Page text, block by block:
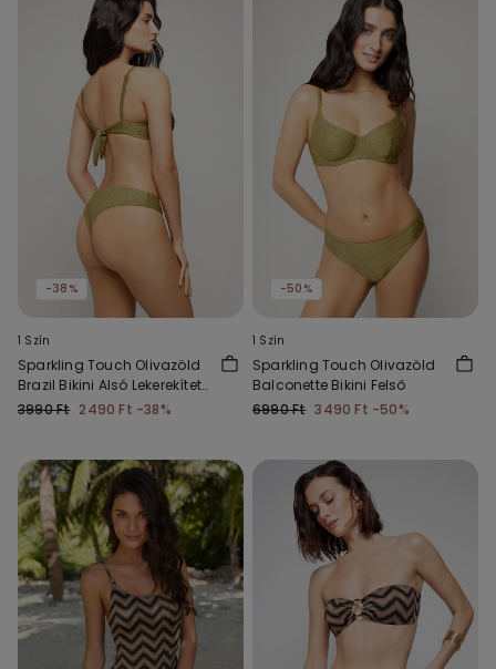
-38%
1 Szín
Sparkling Touch Olivazöld
Brazil Bikini Alsó Lekerekített
Szabással
3990 Ft 2490 Ft -38%
-50%
1 Szín
Sparkling Touch Olivazöld
Balconette Bikini Felső
6990 Ft 3490 Ft -50%